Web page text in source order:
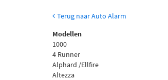
Terug naar Auto Alarm
Modellen
1000
4 Runner
Alphard /Ellfire
Altezza